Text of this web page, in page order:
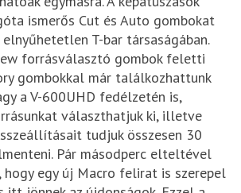
ismerős Cut és Auto gombokat
T-bar társaságában.
forrásválasztó gombok feletti
gombokkal már találkozhattunk
a V-600UHD fedélzetén is,
választhatjuk ki, illetve
tudjuk összesen 30
Pár másodperc elteltével
hogy egy új Macro felirat is szerepel